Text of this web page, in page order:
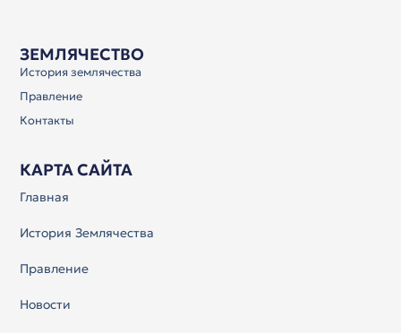
ЗЕМЛЯЧЕСТВО
История землячества
Правление
Контакты
КАРТА САЙТА
Главная
История Землячества
Правление
Новости